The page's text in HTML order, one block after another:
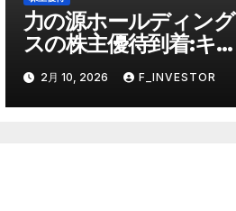
力の源ホールディング
スの株主優待到着:キュ
ーズモールで買い物帰
りに使う
2月 10, 2026 F_INVESTOR